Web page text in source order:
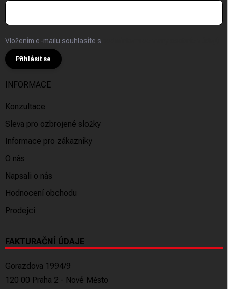
Vložením e-mailu souhlasíte s
Přihlásit se
INFORMACE
Konzultace
Sleva pro ozbrojené složky
Informace pro zákazníky
O nás
Napsali o nás
Hodnocení obchodu
Prodejci
FAKTURAČNÍ ÚDAJE
Gorazdova 1994/9
120 00 Praha 2 - Nové Město